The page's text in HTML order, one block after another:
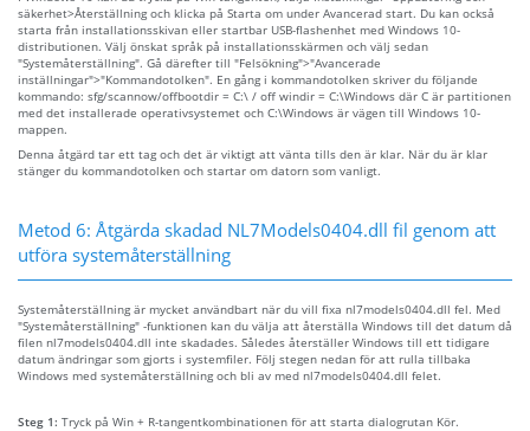
säkerhet>Återställning och klicka på Starta om under Avancerad start. Du kan också
starta från installationsskivan eller startbar USB-flashenhet med Windows 10-
distributionen. Välj önskat språk på installationsskärmen och välj sedan
"Systemåterställning". Gå därefter till "Felsökning">"Avancerade
inställningar">"Kommandotolken". En gång i kommandotolken skriver du följande
kommando: sfg/scannow/offbootdir = C:\ / off windir = C:\Windows där C är partitionen
med det installerade operativsystemet och C:\Windows är vägen till Windows 10-
mappen.
Denna åtgärd tar ett tag och det är viktigt att vänta tills den är klar. När du är klar
stänger du kommandotolken och startar om datorn som vanligt.
Metod 6: Åtgärda skadad NL7Models0404.dll fil genom att
utföra systemåterställning
Systemåterställning är mycket användbart när du vill fixa nl7models0404.dll fel. Med
"Systemåterställning" -funktionen kan du välja att återställa Windows till det datum då
filen nl7models0404.dll inte skadades. Således återställer Windows till ett tidigare
datum ändringar som gjorts i systemfiler. Följ stegen nedan för att rulla tillbaka
Windows med systemåterställning och bli av med nl7models0404.dll felet.
Steg 1: Tryck på Win + R-tangentkombinationen för att starta dialogrutan Kör.